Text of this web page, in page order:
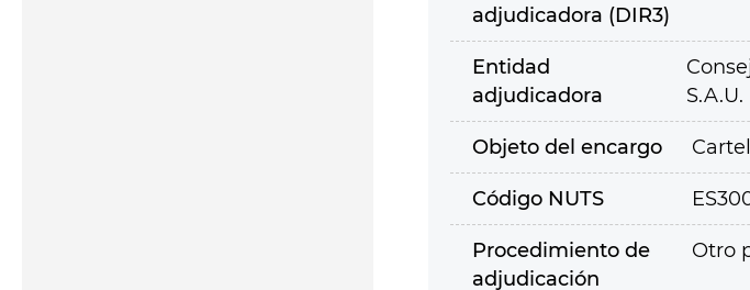
adjudicadora (DIR3)
Entidad
adjudicadora
S.A.U.
Objeto del encargo
Código NUTS
Procedimiento de
adjudicación
Otro